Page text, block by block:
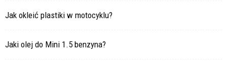
Jak okleić plastiki w motocyklu?
Jaki olej do Mini 1.5 benzyna?